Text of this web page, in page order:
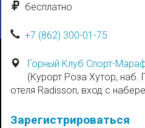
бесплатно
+7 (862) 300-01-75
Горный Клуб Спорт-
(Курорт Роза Хутор, наб.
отеля Radisson, вход с
Зарегистрироваться